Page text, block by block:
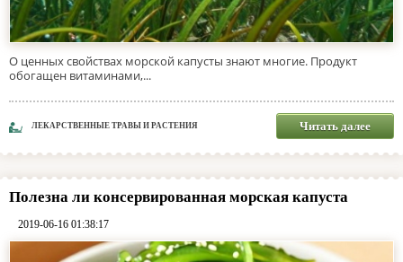
О ценных свойствах морской капусты знают многие. Продукт
обогащен витаминами,...
ЛЕКАРСТВЕННЫЕ ТРАВЫ И РАСТЕНИЯ Читать далее
Полезна ли консервированная морская капуста
2019-06-16 01:38:17